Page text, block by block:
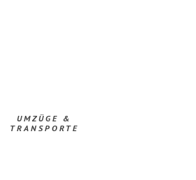
UMZÜGE &
TRANSPORTE